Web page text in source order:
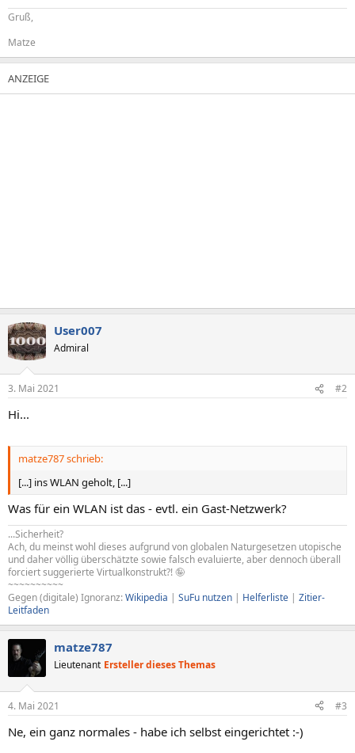
Gruß,
Matze
User007
Admiral
3. Mai 2021 #2
Hi...
matze787 schrieb:
[...] ins WLAN geholt, [...]
Was für ein WLAN ist das - evtl. ein Gast-Netzwerk?
...Sicherheit?
Ach, du meinst wohl dieses aufgrund von globalen Naturgesetzen utopische
und daher völlig überschätzte sowie falsch evaluierte, aber dennoch überall
forciert suggerierte Virtualkonstrukt?! 🤪
~~~~~~~~~~
Gegen (digitale) Ignoranz:Wikipedia | SuFu nutzen | Helferliste | Zitier-
Leitfaden
matze787
Lieutenant Ersteller dieses Themas
4. Mai 2021 #3
Ne, ein ganz normales - habe ich selbst eingerichtet :-)